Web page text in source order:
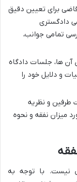
قاضی برای تعیین دقیق
دادگستری
تمامی جوانب،
آن ها، جلسات دادگاه
و دلایل خود را
طرفین و نظریه
میزان نفقه و نحوه
نیست. با توجه به